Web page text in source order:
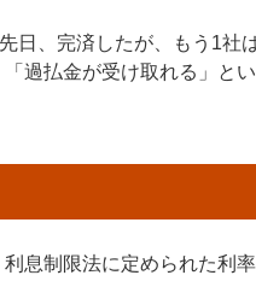
日、完済したが、もう1社
過払金が受け取れる」と
息制限法に定められた利